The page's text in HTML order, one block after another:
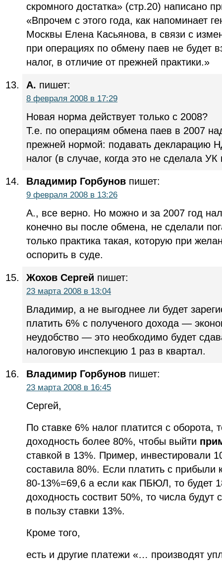
скромного достатка» (стр.20) написано
«Впрочем с этого года, как напоминает
Москвы Елена Касьянова, в связи с
при операциях по обмену паев не будет
налог, в отличие от прежней практики.»
А. пишет:
8 февраля 2008 в 17:29
Новая норма действует только с 2008?
Т.е. по операциям обмена паев в 2007
прежней нормой: подавать декларацию
налог (в случае, когда это не сделала УК
Владимир Горбунов пишет:
9 февраля 2008 в 13:26
А., все верно. Но можно и за 2007 год
конечно вы после обмена, не сделали
только практика такая, которую при
оспорить в суде.
Жохов Сергей пишет:
23 марта 2008 в 13:04
Владимир, а не выгоднее ли будет
платить 6% с полученого дохода —
неудобство — это необходимо будет
налоговую инспекцию 1 раз в квартал.
Владимир Горбунов пишет:
23 марта 2008 в 16:45
Сергей,
По ставке 6% налог платится с оборота,
доходность более 80%, чтобы выйти
ставкой в 13%. Пример, инвестировали
составила 80%. Если платить с прибыли
80-13%=69,6 а если как ПБЮЛ, то будет
доходность соствит 50%, то числа
в пользу ставки 13%.
Кроме того,
есть и другие платежи «… производят